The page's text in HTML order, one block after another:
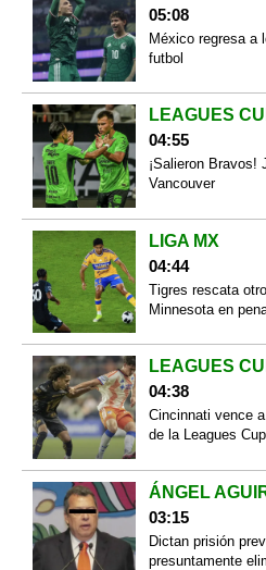
05:08
México regresa a
futbol
LEAGUES
04:55
¡Salieron Bravos!
Vancouver
LIGA MX
04:44
Tigres rescata
Minnesota en
LEAGUES
04:38
Cincinnati vence
de la Leagues Cup
ÁNGEL
03:15
Dictan prisión
presuntamente